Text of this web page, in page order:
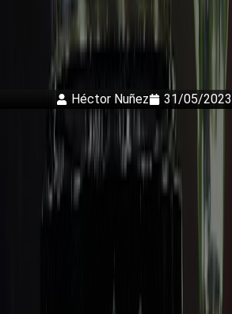
Héctor Nuñez 31/05/2023